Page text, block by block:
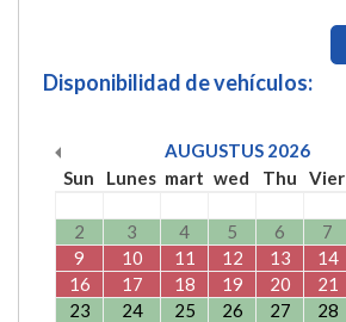
Disponibilidad de vehículos:
AUGUSTUS 2026
Sun
Lunes mart wed Thu Vier
2
3 4 5 6 7
9
10 11 12 13 14
16
17 18 19 20 21
23
24 25 26 27 28